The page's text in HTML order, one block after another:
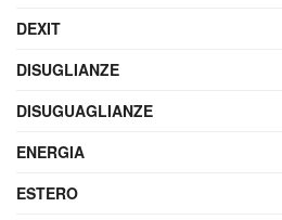
DEXIT
DISUGLIANZE
DISUGUAGLIANZE
ENERGIA
ESTERO